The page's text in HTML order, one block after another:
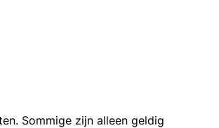
Sommige zijn alleen geldig